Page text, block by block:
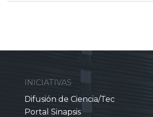
INICIATIVAS
Difusión de Ciencia/Tec
Portal Sinapsis